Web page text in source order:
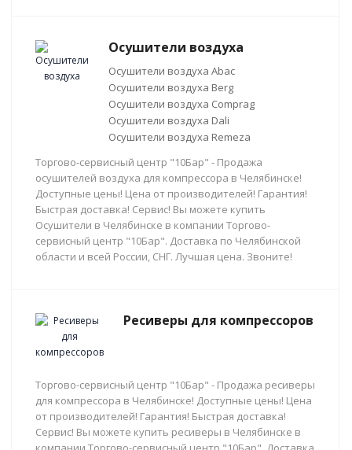
Осушители воздуха
Осушители воздуха Abac
Осушители воздуха Berg
Осушители воздуха Comprag
Осушители воздуха Dali
Осушители воздуха Remeza
Торгово-сервисный центр "10Бар" - Продажа
осушителей воздуха для компрессора в Челябинске!
Доступные цены! Цена от производителей! Гарантия!
Быстрая доставка! Сервис! Вы можете купить
Осушители в Челябинске в компании Торгово-
сервисный центр "10Бар". Доставка по Челябинской
области и всей России, СНГ. Лучшая цена. Звоните!
Ресиверы для компрессоров
Торгово-сервисный центр "10Бар" - Продажа ресиверы
для компрессора в Челябинске! Доступные цены! Цена
от производителей! Гарантия! Быстрая доставка!
Сервис! Вы можете купить ресиверы в Челябинске в